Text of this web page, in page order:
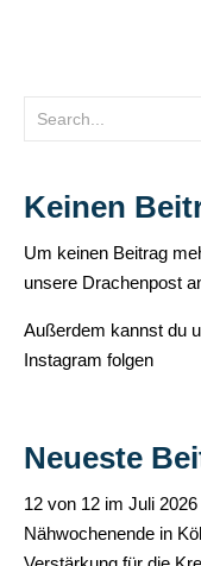
Keinen
Um keinen Beitrag
unsere Drachenpost
Außerdem kannst du
Instagram folgen
Neueste
12 von 12 im Juli 2026
Nähwochenende in